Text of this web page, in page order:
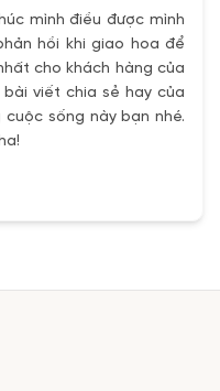
mình điều được mình
hồi khi giao hoa để
cho khách hàng của
bài viết chia sẻ hay của
sống này bạn nhé.